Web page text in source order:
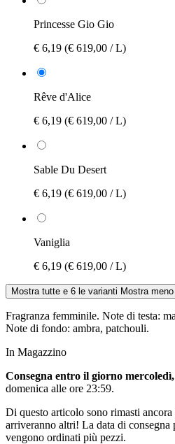
Princesse Gio Gio
€ 6,19 (€ 619,00 / L)
Rêve d'Alice
€ 6,19 (€ 619,00 / L)
Sable Du Desert
€ 6,19 (€ 619,00 / L)
Vaniglia
€ 6,19 (€ 619,00 / L)
Mostra tutte e 6 le varianti Mostra meno
Fragranza femminile. Note di testa:
Note di fondo: ambra, patchouli.
In Magazzino
Consegna entro il giorno mercoledì,
domenica alle ore 23:59.
Di questo articolo sono rimasti ancora
arriveranno altri! La data di consegna
vengono ordinati più pezzi.